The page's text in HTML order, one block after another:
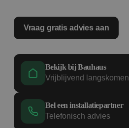
Vraag gratis advies aan
Bekijk bij Bauhaus
Vrijblijvend langskomen
Bel een installatiepartner
Telefonisch advies